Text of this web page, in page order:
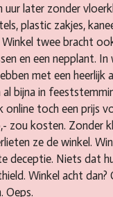
uur later zonder
plastic zakjes,
twee bracht
en een nepplant. In
met een heerlijk
al bijna in
online toch een prijs
zou kosten. Zonder
ze de winkel.
deceptie. Niets dat
Winkel acht dan?
Oeps.